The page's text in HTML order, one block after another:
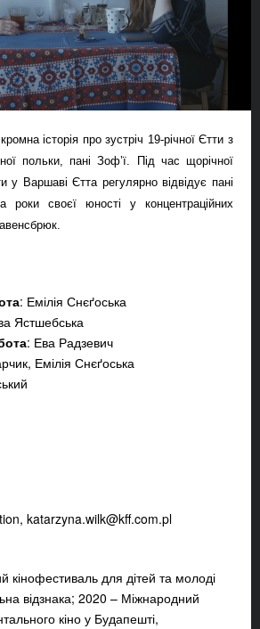
історія про зустріч 19-річної Єтти з
польки, пані Зоф’ї. Під час щорічної
у Варшаві Єтта регулярно відвідує пані
своєї юності у концентраційних
: Емілія Снєґоська
Ястшебська
: Ева Радзевич
Емілія Снєґоська
katarzyna.wilk@kff.com.pl
кінофестиваль для дітей та молоді
відзнака; 2020 – Міжнародний
кіно у Будапешті,